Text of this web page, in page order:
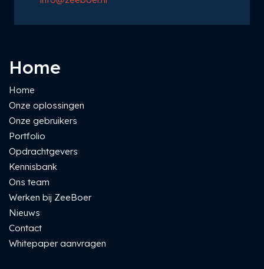
Home
Home
Onze oplossingen
Onze gebruikers
Portfolio
Opdrachtgevers
Kennisbank
Ons team
Werken bij ZeeBoer
Nieuws
Contact
Whitepaper aanvragen